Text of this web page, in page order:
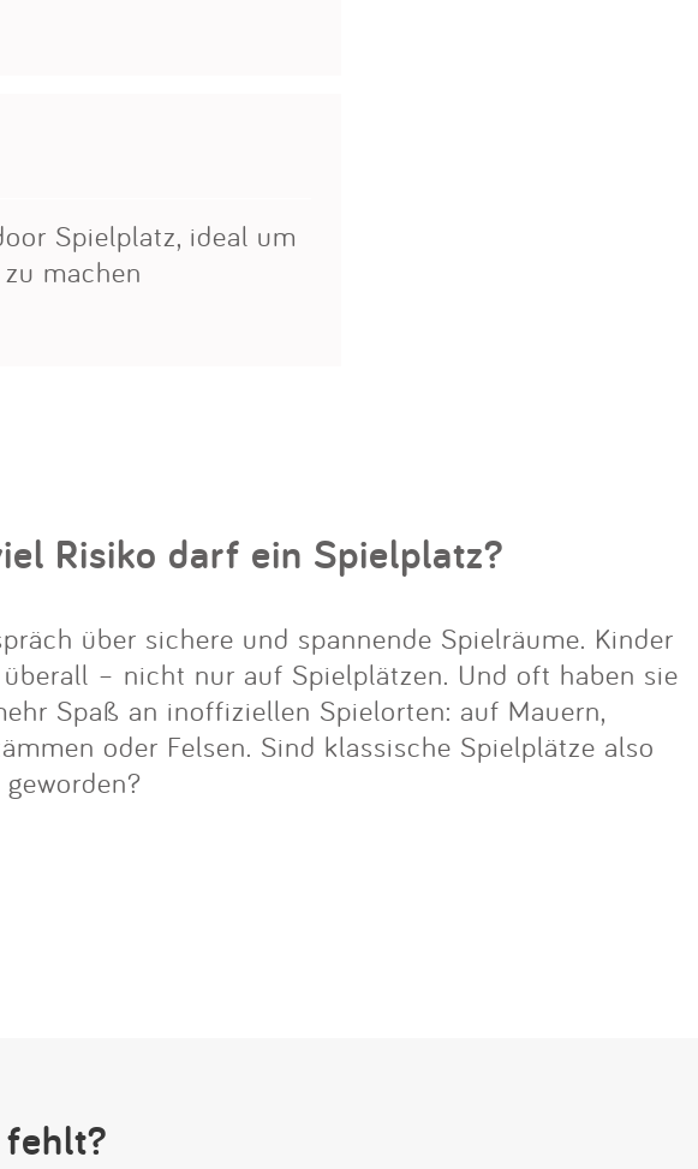
Spielplatz, ideal um
machen
Risiko darf ein Spielplatz?
über sichere und spannende Spielräume. Kinder
– nicht nur auf Spielplätzen. Und oft haben sie
Spaß an inoffiziellen Spielorten: auf Mauern,
oder Felsen. Sind klassische Spielplätze also